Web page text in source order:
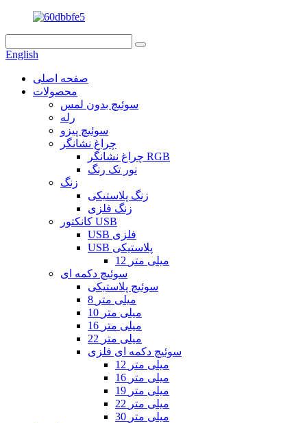
English
صفحه اصلی
محصولات
سوئیچ بدون لمس
رله
سوئیچ پیزو
چراغ نشانگر
چراغ نشانگر RGB
نور تک رنگ
زنگ
زنگ پلاستیکی
زنگ فلزی
کانکتور USB
USB فلزی
USB پلاستیکی
12 میلی متر
سوئیچ دکمه ای
سوئیچ پلاستیکی
8 میلی متر
10 میلی متر
16 میلی متر
22 میلی متر
سوئیچ دکمه ای فلزی
12 میلی متر
16 میلی متر
19 میلی متر
22 میلی متر
30 میلی متر